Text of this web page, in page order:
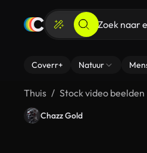
Coverr+ Natuur
Thuis Stock video beelden
Chazz Gold